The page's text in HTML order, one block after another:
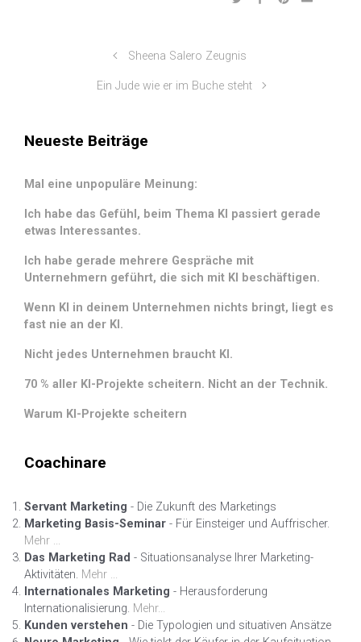
Sheena Salero Zeugnis
Ein Jude wie er im Buche steht
Neueste Beiträge
Mal eine unpopuläre Meinung:
Ich habe das Gefühl, beim Thema KI passiert gerade
etwas Interessantes.
Ich habe gerade mehrere Gespräche mit
Unternehmern geführt, die sich mit KI beschäftigen.
Wenn KI in deinem Unternehmen nichts bringt, liegt es
fast nie an der KI.
Nicht jedes Unternehmen braucht KI.
70 % aller KI-Projekte scheitern. Nicht an der Technik.
Warum KI-Projekte scheitern
Coachinare
Servant Marketing - Die Zukunft des Marketings
Marketing Basis-Seminar - Für Einsteiger und Auffrischer.
Mehr ...
Das Marketing Rad - Situationsanalyse Ihrer Marketing-
Aktivitäten. Mehr ...
Internationales Marketing - Herausforderung
Internationalisierung. Mehr...
Kunden verstehen - Die Typologien und situativen Ansätze